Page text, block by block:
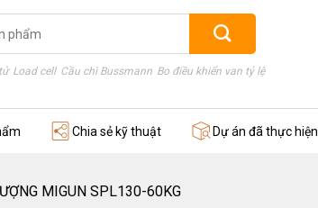
Load cell Cầu chì Bussmann Bo điều khiển van tỷ lệ
Chia sẻ kỹ thuật Dự án đã thực hiện
MIGUN SPL130-60KG